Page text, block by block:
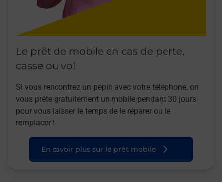
Le prêt de mobile en cas de perte,
casse ou vol
Si vous rencontrez un pépin avec votre téléphone, on
vous prête gratuitement un mobile pendant 30 jours
pour vous laisser le temps de le réparer ou le
remplacer !
En savoir plus sur le prêt mobile